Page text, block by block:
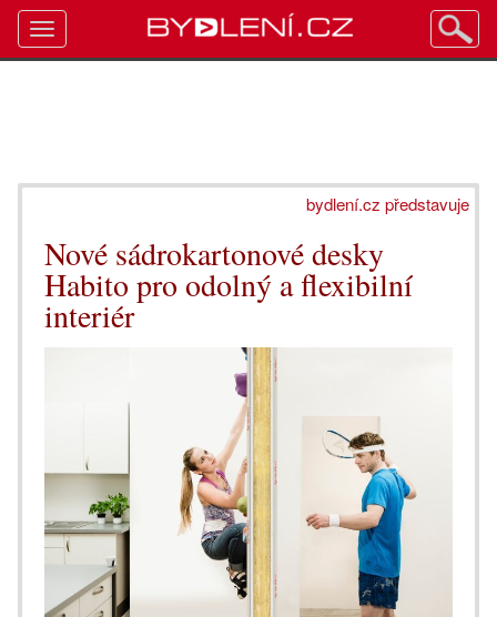
bydlení.cz představuje
Nové sádrokartonové desky
Habito pro odolný a flexibilní
interiér
Toggle
navigation